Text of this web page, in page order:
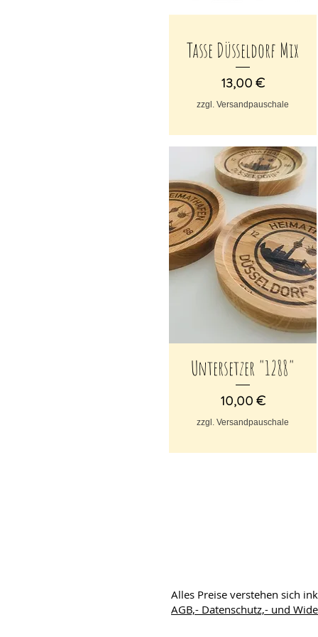
Schnellansicht
Tasse Düsseldorf Mix
Preis
13,00 €
zzgl. Versandpauschale
Schnellansicht
Untersetzer "1288"
Preis
10,00 €
zzgl. Versandpauschale
Alles Preise verstehen sich
AGB,- Datenschutz,- und